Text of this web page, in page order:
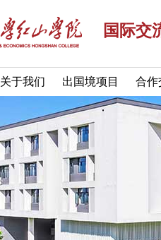
国际交
关于我们 出国境项目 合作